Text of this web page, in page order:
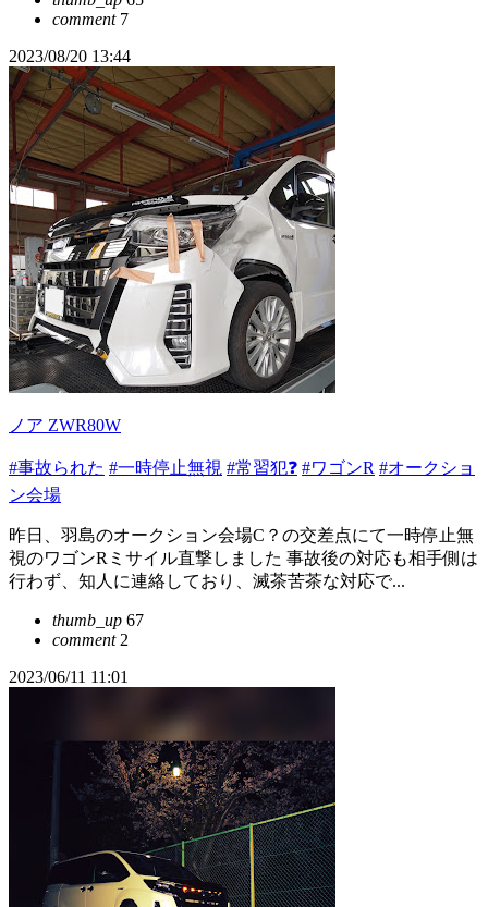
comment7
2023/08/20 13:44
ノア ZWR80W
#事故られた #一時停止無視 #常習犯❓ #ワゴンR #オークショ
ン会場
昨日、羽島のオークション会場C？の交差点にて一時停止無
視のワゴンRミサイル直撃しました 事故後の対応も相手側は
行わず、知人に連絡しており、滅茶苦茶な対応で...
thumb_up 67
comment2
2023/06/11 11:01